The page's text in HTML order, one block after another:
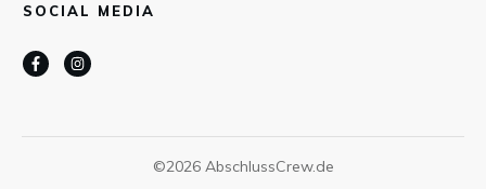
SOCIAL MEDIA
©2026 AbschlussCrew.de